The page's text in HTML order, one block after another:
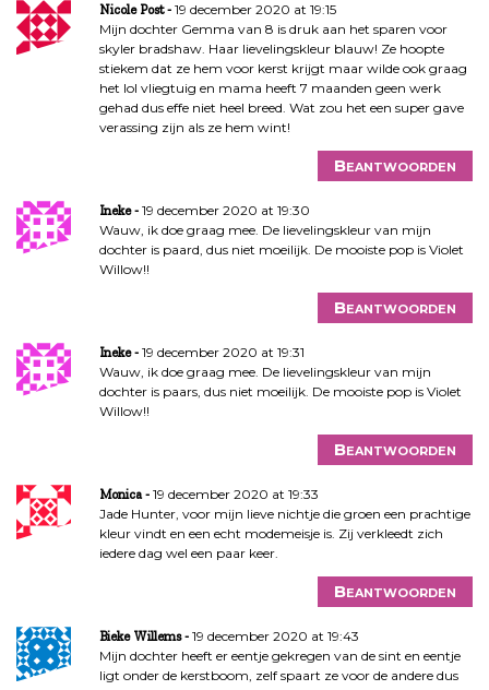
Nicole Post
19 december 2020 at 19:15
Mijn dochter Gemma van 8 is druk aan het sparen voor
skyler bradshaw. Haar lievelingskleur blauw! Ze hoopte
stiekem dat ze hem voor kerst krijgt maar wilde ook graag
het lol vliegtuig en mama heeft 7 maanden geen werk
gehad dus effe niet heel breed. Wat zou het een super gave
verassing zijn als ze hem wint!
Beantwoorden
Ineke
19 december 2020 at 19:30
Wauw, ik doe graag mee. De lievelingskleur van mijn
dochter is paard, dus niet moeilijk. De mooiste pop is Violet
Willow!!
Beantwoorden
Ineke
19 december 2020 at 19:31
Wauw, ik doe graag mee. De lievelingskleur van mijn
dochter is paars, dus niet moeilijk. De mooiste pop is Violet
Willow!!
Beantwoorden
Monica
19 december 2020 at 19:33
Jade Hunter, voor mijn lieve nichtje die groen een prachtige
kleur vindt en een echt modemeisje is. Zij verkleedt zich
iedere dag wel een paar keer.
Beantwoorden
Bieke Willems
19 december 2020 at 19:43
Mijn dochter heeft er eentje gekregen van de sint en eentje
ligt onder de kerstboom, zelf spaart ze voor de andere dus